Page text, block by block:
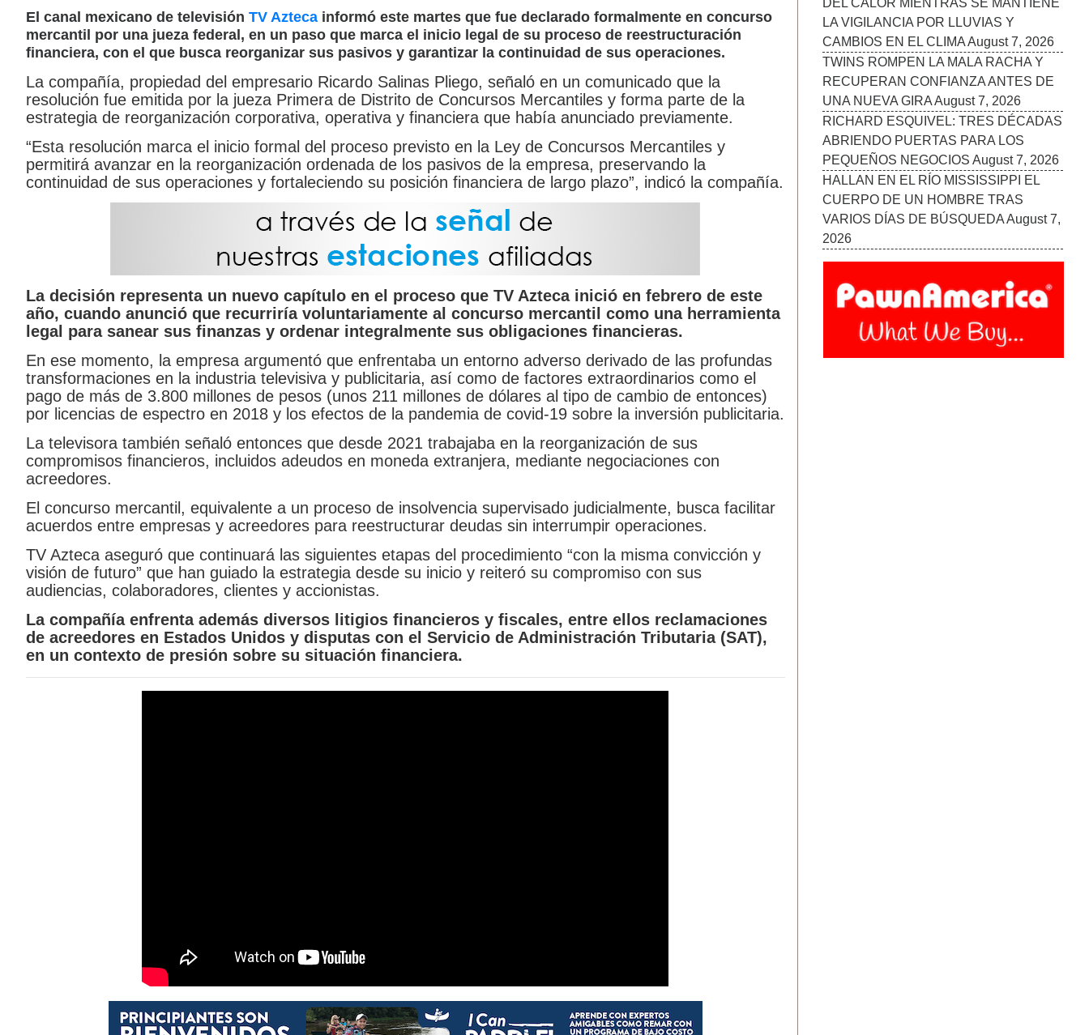
El canal mexicano de televisión TV Azteca informó este martes que fue declarado formalmente en concurso
mercantil por una jueza federal, en un paso que marca el inicio legal de su proceso de reestructuración
financiera, con el que busca reorganizar sus pasivos y garantizar la continuidad de sus operaciones.
La compañía, propiedad del empresario Ricardo Salinas Pliego, señaló en un comunicado que la
resolución fue emitida por la jueza Primera de Distrito de Concursos Mercantiles y forma parte de la
estrategia de reorganización corporativa, operativa y financiera que había anunciado previamente.
“Esta resolución marca el inicio formal del proceso previsto en la Ley de Concursos Mercantiles y
permitirá avanzar en la reorganización ordenada de los pasivos de la empresa, preservando la
continuidad de sus operaciones y fortaleciendo su posición financiera de largo plazo”, indicó la compañía.
La decisión representa un nuevo capítulo en el proceso que TV Azteca inició en febrero de este
año, cuando anunció que recurriría voluntariamente al concurso mercantil como una herramienta
legal para sanear sus finanzas y ordenar integralmente sus obligaciones financieras.
En ese momento, la empresa argumentó que enfrentaba un entorno adverso derivado de las profundas
transformaciones en la industria televisiva y publicitaria, así como de factores extraordinarios como el
pago de más de 3.800 millones de pesos (unos 211 millones de dólares al tipo de cambio de entonces)
por licencias de espectro en 2018 y los efectos de la pandemia de covid-19 sobre la inversión publicitaria.
La televisora también señaló entonces que desde 2021 trabajaba en la reorganización de sus
compromisos financieros, incluidos adeudos en moneda extranjera, mediante negociaciones con
acreedores.
El concurso mercantil, equivalente a un proceso de insolvencia supervisado judicialmente, busca facilitar
acuerdos entre empresas y acreedores para reestructurar deudas sin interrumpir operaciones.
TV Azteca aseguró que continuará las siguientes etapas del procedimiento “con la misma convicción y
visión de futuro” que han guiado la estrategia desde su inicio y reiteró su compromiso con sus
audiencias, colaboradores, clientes y accionistas.
La compañía enfrenta además diversos litigios financieros y fiscales, entre ellos reclamaciones
de acreedores en Estados Unidos y disputas con el Servicio de Administración Tributaria (SAT),
en un contexto de presión sobre su situación financiera.
CUERPO DE UN HOMBRE TRAS
VARIOS DÍAS DE BÚSQUEDA August 7,
2026